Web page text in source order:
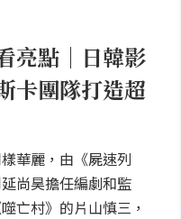
亮點｜日韓影
卡團隊打造超
華麗，由《屍速列
尚昊擔任編劇和監
亡村》的片山慎三，